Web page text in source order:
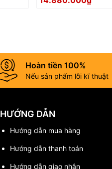
Hoàn tiền 100%
Nếu sản phẩm lỗi kĩ thuật
HƯỚNG DẪN
Hướng dẫn mua hàng
Hướng dẫn thanh toán
Hướng dẫn giao nhận